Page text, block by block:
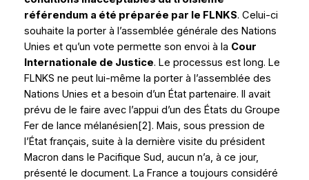
référendum a été préparée par le FLNKS. Celui-ci
souhaite la porter à l’assemblée générale des Nations
Unies et qu’un vote permette son envoi à la Cour
Internationale de Justice. Le processus est long. Le
FLNKS ne peut lui-même la porter à l’assemblée des
Nations Unies et a besoin d’un État partenaire. Il avait
prévu de le faire avec l’appui d’un des États du Groupe
Fer de lance mélanésien[2]. Mais, sous pression de
l’État français, suite à la dernière visite du président
Macron dans le Pacifique Sud, aucun n’a, à ce jour,
présenté le document. La France a toujours considéré